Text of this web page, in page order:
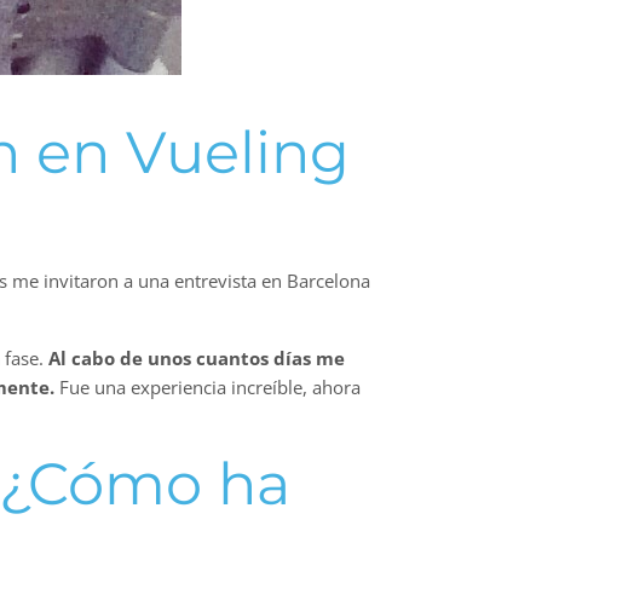
en Vueling
me invitaron a una entrevista en Barcelona
Al cabo de unos cuantos días me
Fue una experiencia increíble, ahora
ha